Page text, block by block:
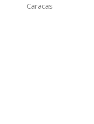
Caracas